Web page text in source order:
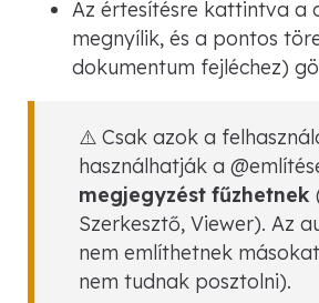
Az értesítésre kattintva a
megnyílik, és a pontos
dokumentum fejléchez)
⚠️ Csak azok a
használhatják a
megjegyzést fűzhetnek
Szerkesztő, Viewer). Az
nem említhetnek
nem tudnak posztolni).